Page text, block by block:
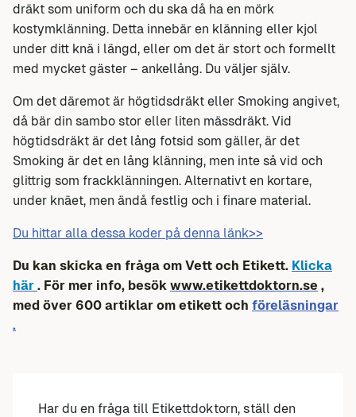
dräkt som uniform och du ska då ha en mörk
kostymklänning. Detta innebär en klänning eller kjol
under ditt knä i längd, eller om det är stort och formellt
med mycket gäster – ankellång. Du väljer själv.
Om det däremot är högtidsdräkt eller Smoking angivet,
då bär din sambo stor eller liten mässdräkt. Vid
högtidsdräkt är det lång fotsid som gäller, är det
Smoking är det en lång klänning, men inte så vid och
glittrig som frackklänningen. Alternativt en kortare,
under knäet, men ändå festlig och i finare material.
Du hittar alla dessa koder på denna länk>>
Du kan skicka en fråga om Vett och Etikett. Klicka
här . För mer info, besök www.etikettdoktorn.se ,
med över 600 artiklar om etikett och föreläsningar
.
Har du en fråga till Etikettdoktorn, ställ den